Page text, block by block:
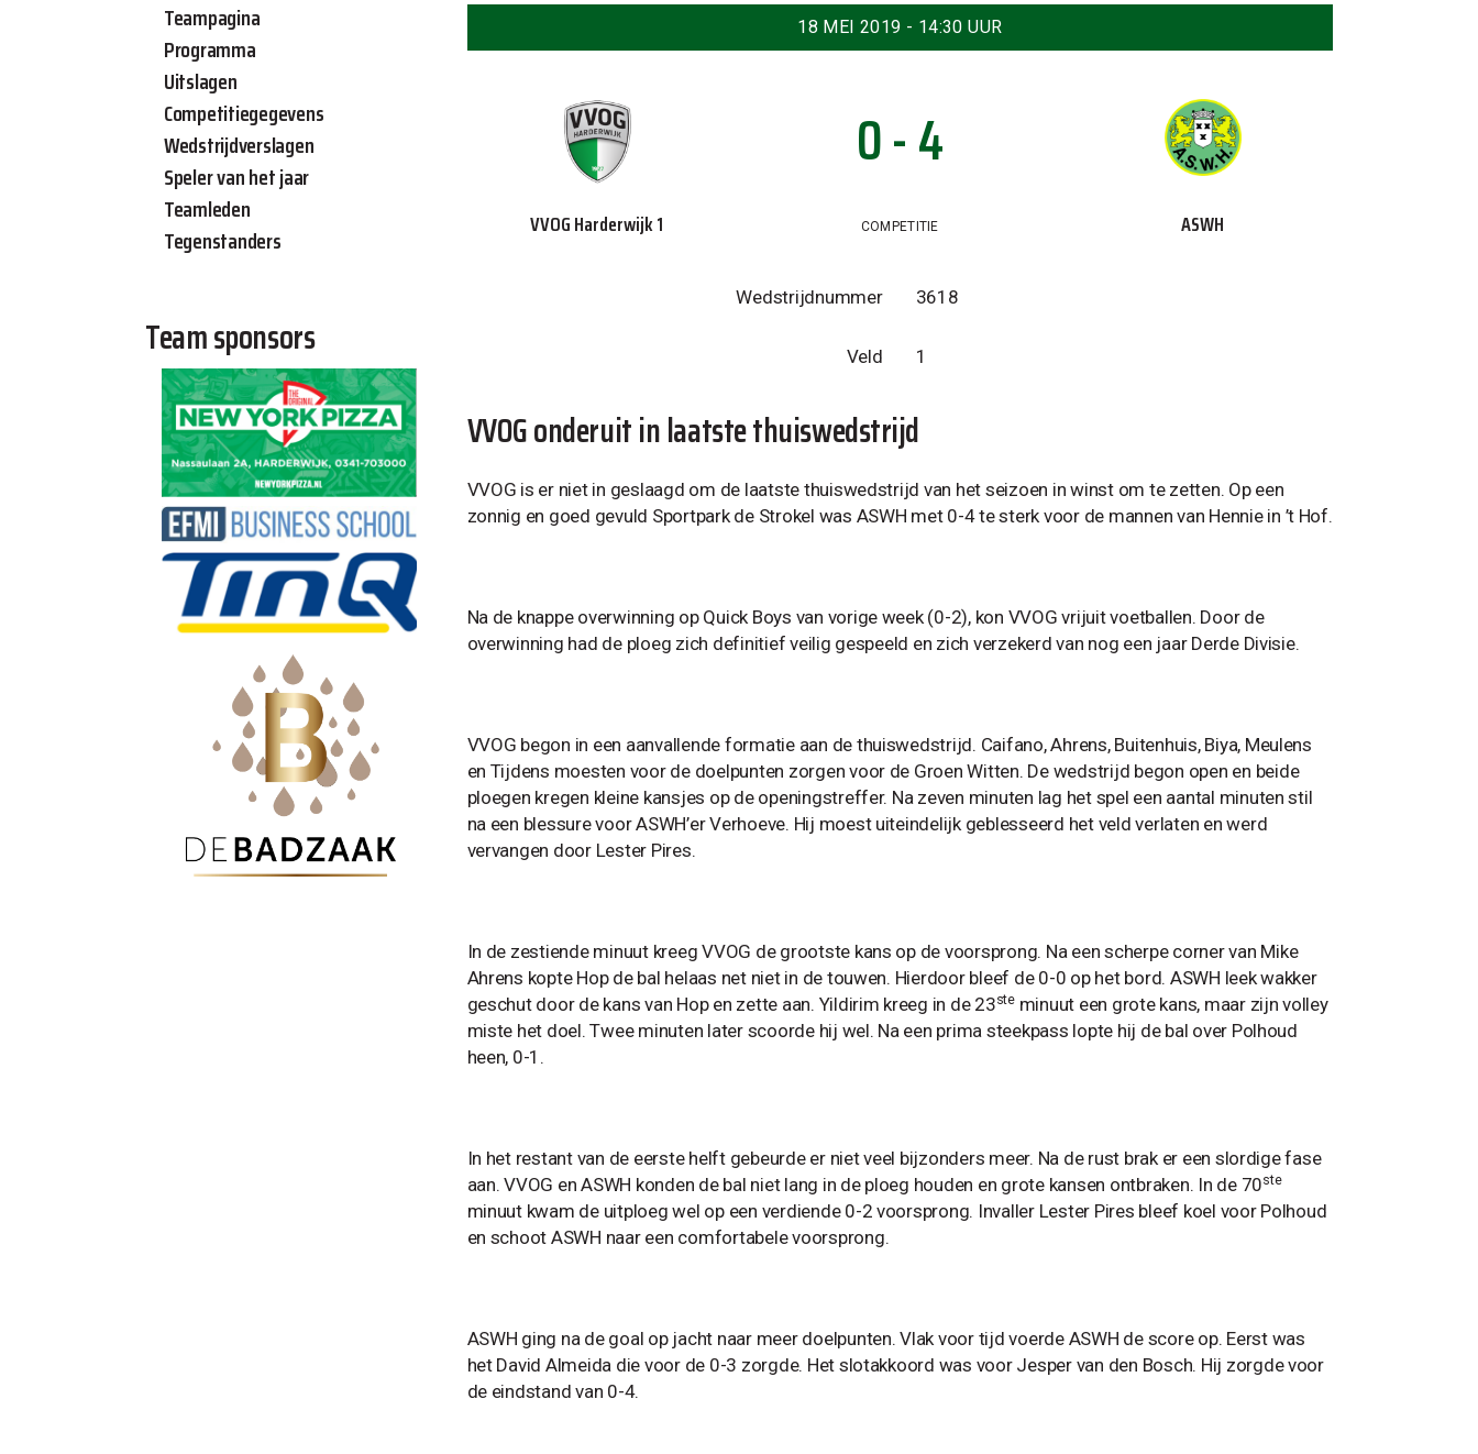
18 MEI 2019 - 14:30 UUR
0 - 4
VVOG Harderwijk 1 COMPETITIE ASWH
Wedstrijdnummer 3618
Veld 1
VVOG onderuit in laatste thuiswedstrijd
VVOG is er niet in geslaagd om de laatste thuiswedstrijd van het seizoen in winst om te zetten. Op een
zonnig en goed gevuld Sportpark de Strokel was ASWH met 0-4 te sterk voor de mannen van Hennie in ’t Hof.
Na de knappe overwinning op Quick Boys van vorige week (0-2), kon VVOG vrijuit voetballen. Door de
overwinning had de ploeg zich definitief veilig gespeeld en zich verzekerd van nog een jaar Derde Divisie.
VVOG begon in een aanvallende formatie aan de thuiswedstrijd. Caifano, Ahrens, Buitenhuis, Biya, Meulens
en Tijdens moesten voor de doelpunten zorgen voor de Groen Witten. De wedstrijd begon open en beide
ploegen kregen kleine kansjes op de openingstreffer. Na zeven minuten lag het spel een aantal minuten stil
na een blessure voor ASWH’er Verhoeve. Hij moest uiteindelijk geblesseerd het veld verlaten en werd
vervangen door Lester Pires.
In de zestiende minuut kreeg VVOG de grootste kans op de voorsprong. Na een scherpe corner van Mike
Ahrens kopte Hop de bal helaas net niet in de touwen. Hierdoor bleef de 0-0 op het bord. ASWH leek wakker
geschut door de kans van Hop en zette aan. Yildirim kreeg in de 23steminuut een grote kans, maar zijn volley
miste het doel. Twee minuten later scoorde hij wel. Na een prima steekpass lopte hij de bal over Polhoud
heen, 0-1.
In het restant van de eerste helft gebeurde er niet veel bijzonders meer. Na de rust brak er een slordige fase
aan. VVOG en ASWH konden de bal niet lang in de ploeg houden en grote kansen ontbraken. In de 70ste
minuut kwam de uitploeg wel op een verdiende 0-2 voorsprong. Invaller Lester Pires bleef koel voor Polhoud
en schoot ASWH naar een comfortabele voorsprong.
ASWH ging na de goal op jacht naar meer doelpunten. Vlak voor tijd voerde ASWH de score op. Eerst was
het David Almeida die voor de 0-3 zorgde. Het slotakkoord was voor Jesper van den Bosch. Hij zorgde voor
de eindstand van 0-4.
Teampagina
Programma
Uitslagen
Competitiegegevens
Wedstrijdverslagen
Speler van het jaar
Teamleden
Tegenstanders
Team sponsors